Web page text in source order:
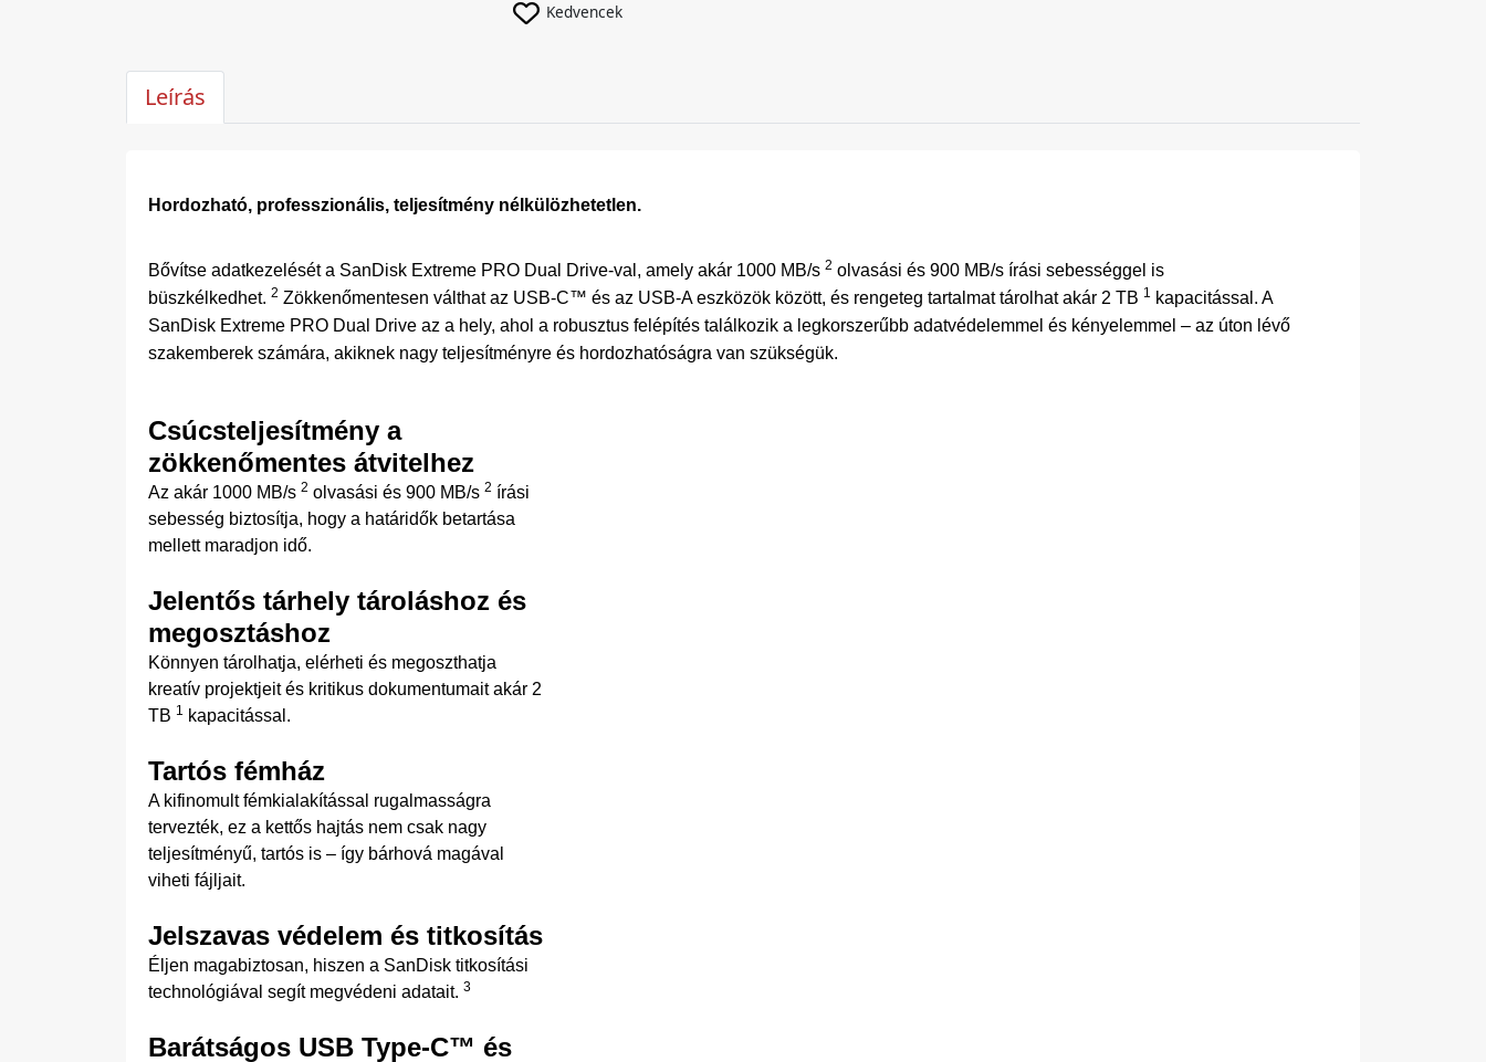
Kedvencek
Leírás
Hordozható, professzionális, teljesítmény nélkülözhetetlen.
Bővítse adatkezelését a SanDisk Extreme PRO Dual Drive-val, amely akár 1000 MB/s 2 olvasási és 900 MB/s írási sebességgel is
büszkélkedhet. 2 Zökkenőmentesen válthat az USB-C™ és az USB-A eszközök között, és rengeteg tartalmat tárolhat akár 2 TB 1 kapacitással. A
SanDisk Extreme PRO Dual Drive az a hely, ahol a robusztus felépítés találkozik a legkorszerűbb adatvédelemmel és kényelemmel – az úton lévő
szakemberek számára, akiknek nagy teljesítményre és hordozhatóságra van szükségük.
Csúcsteljesítmény a
zökkenőmentes átvitelhez
Az akár 1000 MB/s 2 olvasási és 900 MB/s 2 írási
sebesség biztosítja, hogy a határidők betartása
mellett maradjon idő.
Jelentős tárhely tároláshoz és
megosztáshoz
Könnyen tárolhatja, elérheti és megoszthatja
kreatív projektjeit és kritikus dokumentumait akár 2
TB 1 kapacitással.
Tartós fémház
A kifinomult fémkialakítással rugalmasságra
tervezték, ez a kettős hajtás nem csak nagy
teljesítményű, tartós is – így bárhová magával
viheti fájljait.
Jelszavas védelem és titkosítás
Éljen magabiztosan, hiszen a SanDisk titkosítási
technológiával segít megvédeni adatait. 3
Barátságos USB Type-C™ és